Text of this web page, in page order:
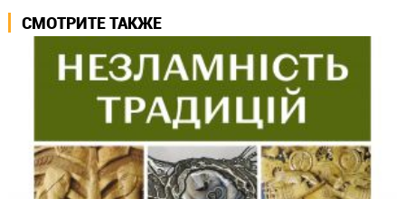
СМОТРИТЕ ТАКЖЕ